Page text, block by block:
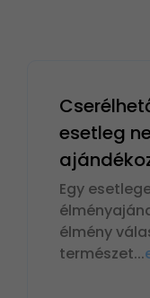
esetleg
Egy
élmény
természet...